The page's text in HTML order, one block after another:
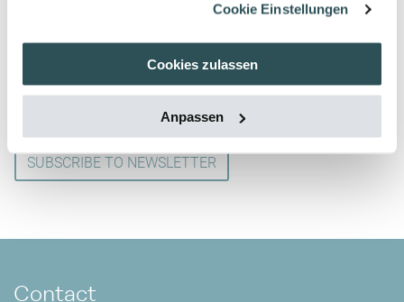
Cookie Einstellungen
Cookies zulassen
Anpassen
Subscribe to Newsletter
Subscribe to our kothes newsletter and you will receive
regular e-mails on current topics, events and seminars.
SUBSCRIBE TO NEWSLETTER
Contact